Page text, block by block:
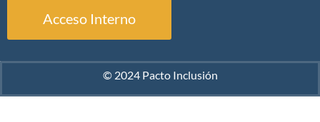
Acceso Interno
© 2024 Pacto Inclusión